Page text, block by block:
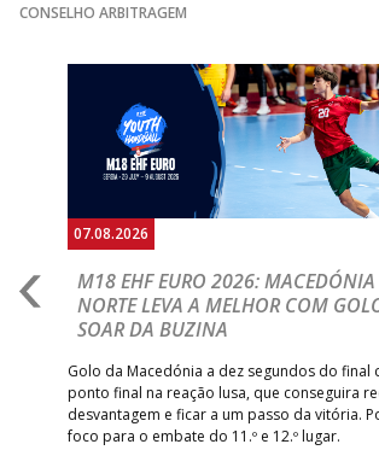
CONSELHO ARBITRAGEM
07.08.2026
M18 EHF EURO 2026:
NORTE LEVA A MELHOR COM
SOAR DA BUZINA
Golo da Macedónia a dez segundos do final
ponto final na reação lusa, que conseguira
desvantagem e ficar a um passo da vitória.
foco para o embate do 11.º e 12.º lugar.